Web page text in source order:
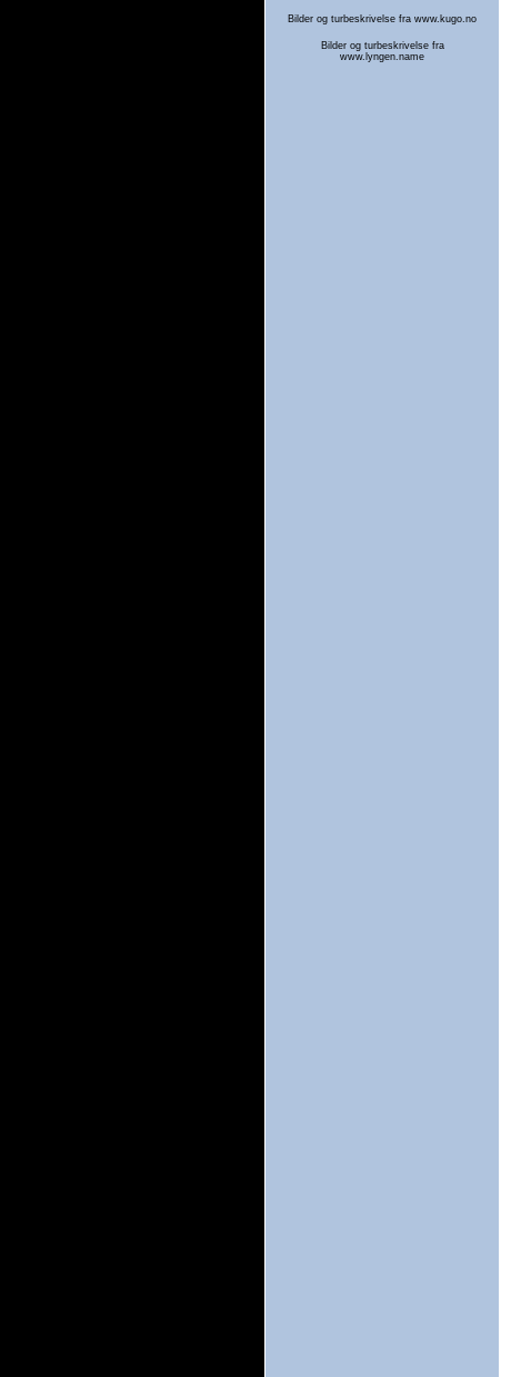
Bilder og turbeskrivelse fra www.kugo.no
Bilder og turbeskrivelse fra
www.lyngen.name